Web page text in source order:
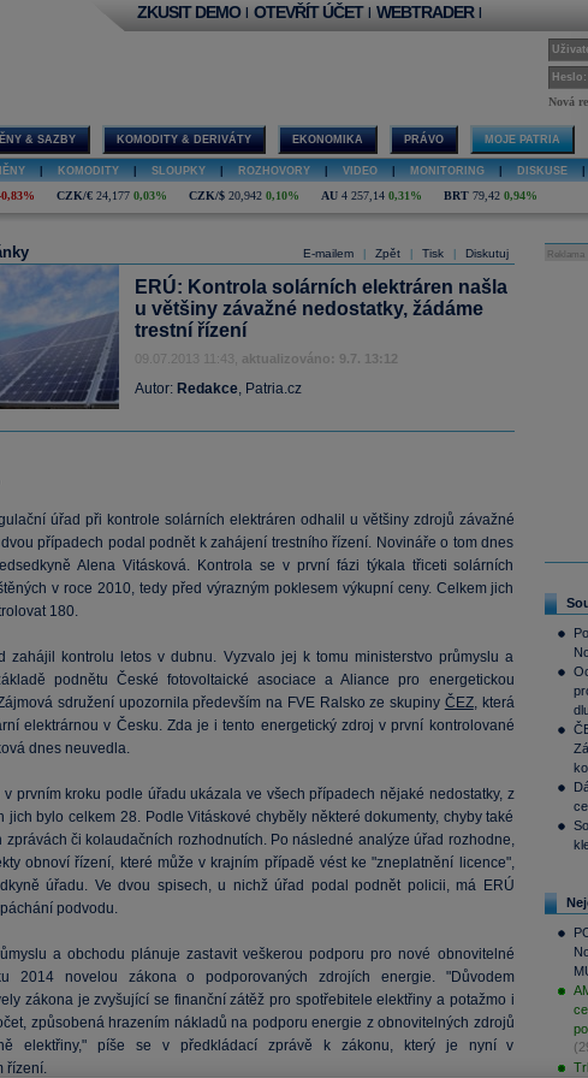
ZKUSIT DEMO | OTEVŘÍT ÚČET | WEBTRADER |
Heslo:
Nová
& SAZBY KOMODITY & DERIVÁTY EKONOMIKA PRÁVO MOJE PATRIA
KOMODITY SLOUPKY ROZHOVORY VIDEO MONITORING DISKUSE
CZK/€ 24,177 0,03% CZK/$ 20,942 0,10% AU 4 257,14 0,31% BRT 79,42 0,94%
E-mailem Zpět Tisk Diskutuj
ERÚ: Kontrola solárních elektráren našla
u většiny závažné nedostatky, žádáme
trestní řízení
09.07.2013 11:43, aktualizováno: 9.7. 13:12
Autor: Redakce, Patria.cz
úřad při kontrole solárních elektráren odhalil u většiny zdrojů závažné
dvou případech podal podnět k zahájení trestního řízení. Novináře o tom dnes
Alena Vitásková. Kontrola se v první fázi týkala třiceti solárních
v roce 2010, tedy před výrazným poklesem výkupní ceny. Celkem jich
180.
zahájil kontrolu letos v dubnu. Vyzvalo jej k tomu ministerstvo průmyslu a
podnětu České fotovoltaické asociace a Aliance pro energetickou
sdružení upozornila především na FVE Ralsko ze skupiny ČEZ, která
elektrárnou v Česku. Zda je i tento energetický zdroj v první kontrolované
dnes neuvedla.
v prvním kroku podle úřadu ukázala ve všech případech nějaké nedostatky, z
jich bylo celkem 28. Podle Vitáskové chyběly některé dokumenty, chyby také
zprávách či kolaudačních rozhodnutích. Po následné analýze úřad rozhodne,
obnoví řízení, které může v krajním případě vést ke "zneplatnění licence",
úřadu. Ve dvou spisech, u nichž úřad podal podnět policii, má ERÚ
podvodu.
a obchodu plánuje zastavit veškerou podporu pro nové obnovitelné
2014 novelou zákona o podporovaných zdrojích energie. "Důvodem
zákona je zvyšující se finanční zátěž pro spotřebitele elektřiny a potažmo i
způsobená hrazením nákladů na podporu energie z obnovitelných zdrojů
elektřiny," píše se v předkládací zprávě k zákonu, který je nyní v
řízení.
Reklama